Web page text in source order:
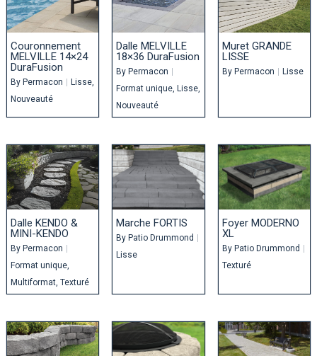
Couronnement
MELVILLE 14×24
DuraFusion
By Permacon
Lisse
Nouveauté
Dalle MELVILLE
18×36 DuraFusion
By Permacon
Format unique Lisse
Nouveauté
Muret GRANDE
LISSE
By Permacon Lisse
Dalle KENDO &
MINI-KENDO
By Permacon |
Format unique
Multiformat Texturé
Marche FORTIS
ByPatio Drummond |
Lisse
Foyer MODERNO
XL
By Patio Drummond |
Texturé